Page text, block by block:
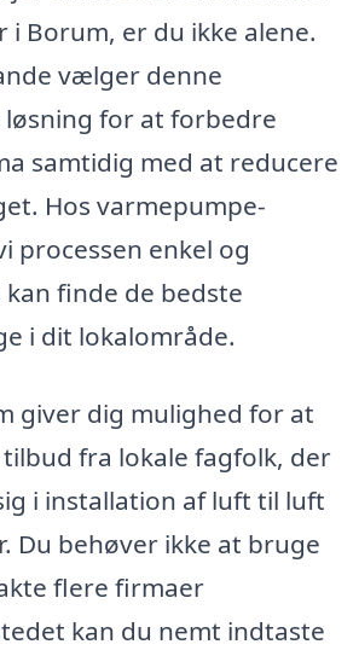
Borum, er du ikke alene.
vælger denne
for at forbedre
samtidig med at reducere
Hos varmepumpe-
processen enkel og
finde de bedste
i dit lokalområde.
giver dig mulighed for at
fra lokale fagfolk, der
i installation af luft til luft
Du behøver ikke at bruge
flere firmaer
kan du nemt indtaste